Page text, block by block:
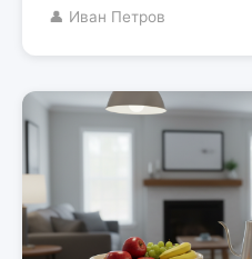
👤 Иван Петров